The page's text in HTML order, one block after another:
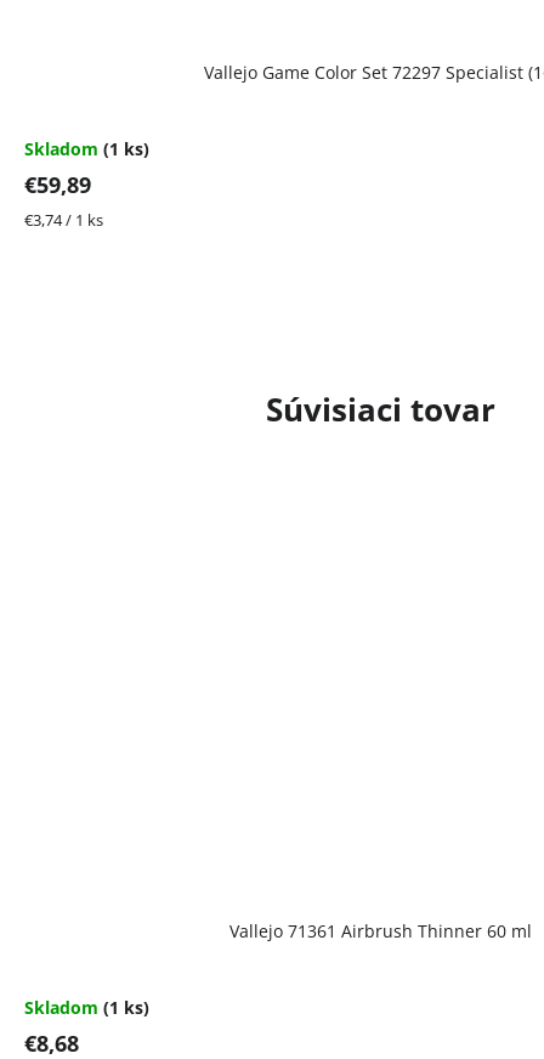
Súvisiaci tovar
Vallejo 71361 Airbrush Thinner 60 ml
Skladom (1 ks)
€8,68
Vallejo Game Color Set 72297 Specialist
Skladom (1 ks)
€59,89
Jednotková
€3,74 / 1 ks